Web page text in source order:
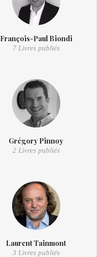
François-Paul Biondi
7 Livres publiés
Grégory Pinnoy
2 Livres publiés
Laurent Tainmont
3 Livres publiés